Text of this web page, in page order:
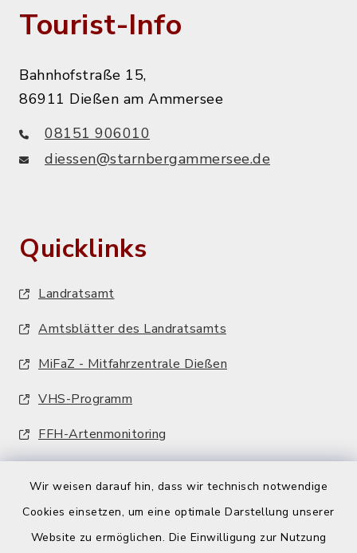
Wir weisen darauf hin, dass wir technisch notwendige
Cookies einsetzen, um eine optimale Darstellung unserer
Website zu ermöglichen. Die Einwilligung zur Nutzung
Tourist-Info
Bahnhofstraße 15,
86911 Dießen am Ammersee
08151 906010
diessen@starnbergammersee.de
Quicklinks
Landratsamt
Amtsblätter des Landratsamts
MiFaZ - Mitfahrzentrale Dießen
VHS-Programm
FFH-Artenmonitoring